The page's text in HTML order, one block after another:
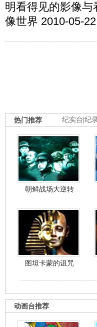
明看得见的影像
像世界 2010-05-22
纪实台 纪
热门推荐
朝鲜战场大逆转
图坦卡蒙的诅咒
动画台推荐